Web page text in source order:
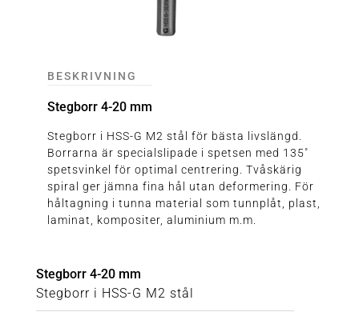
BESKRIVNING
Stegborr 4-20 mm
Stegborr i HSS-G M2 stål för bästa livslängd.
Borrarna är specialslipade i spetsen med 135˚
spetsvinkel för optimal centrering. Tvåskärig
spiral ger jämna fina hål utan deformering. För
håltagning i tunna material som tunnplåt, plast,
laminat, kompositer, aluminium m.m.
Stegborr 4-20 mm
Stegborr i HSS-G M2 stål